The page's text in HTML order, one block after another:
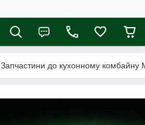
Запчастини до кухонному комбайну